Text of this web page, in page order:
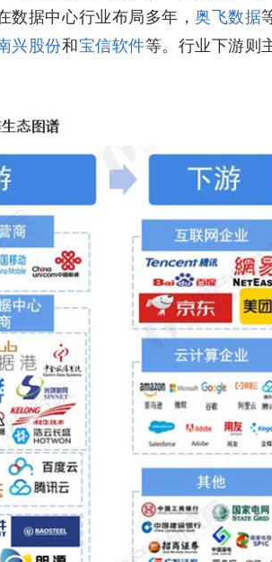
数据中心行业布局多年，奥飞数据
兴股份和宝信软件等。行业下游则